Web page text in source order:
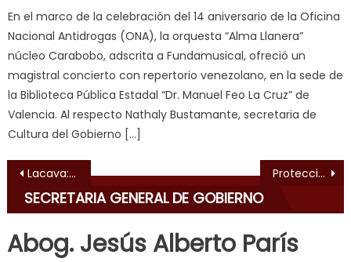
सच
ह
ल
म
य
dancer
milf,
En el marco de la celebración del 14 aniversario de la Oficina
Nacional Antidrogas (ONA), la orquesta “Alma Llanera”
núcleo Carabobo, adscrita a Fundamusical, ofreció un
magistral concierto con repertorio venezolano, en la sede de
la Biblioteca Pública Estadal “Dr. Manuel Feo La Cruz” de
Valencia. Al respecto Nathaly Bustamante, secretaria de
Cultura del Gobierno […]
Navegación de entradas
Lacava: Mantengamos vivo el sueño de Bolívar Protección Civil y Bomberos se mantienen alerta ante las lluvias en Carabobo
SECRETARIA GENERAL DE GOBIERNO
Abog. Jesús Alberto París